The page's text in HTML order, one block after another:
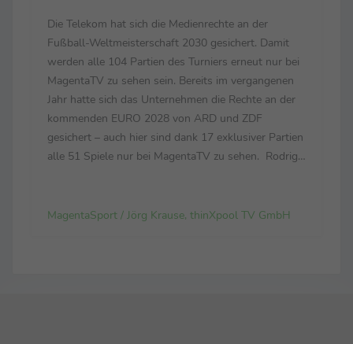
Die Telekom hat sich die Medienrechte an der
Fußball-Weltmeisterschaft 2030 gesichert. Damit
werden alle 104 Partien des Turniers erneut nur bei
MagentaTV zu sehen sein. Bereits im vergangenen
Jahr hatte sich das Unternehmen die Rechte an der
kommenden EURO 2028 von ARD und ZDF
gesichert – auch hier sind dank 17 exklusiver Partien
alle 51 Spiele nur bei MagentaTV zu sehen. Rodrigo
uns eine Fußball...
MagentaSport / Jörg Krause, thinXpool TV GmbH